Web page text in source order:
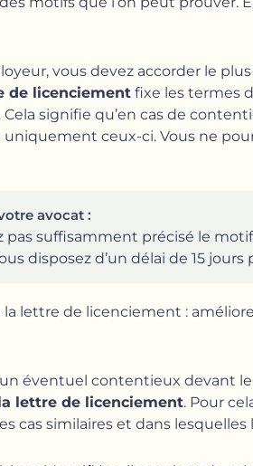
vous devez accorder le
de licenciement fixe les termes
Cela signifie qu’en cas de
ceux-ci. Vous ne
avocat :
pas suffisamment précisé le
disposez d’un délai de 15 jours
la lettre de licenciement :
éventuel contentieux devant
lettre de licenciement. Pour
cas similaires et dans